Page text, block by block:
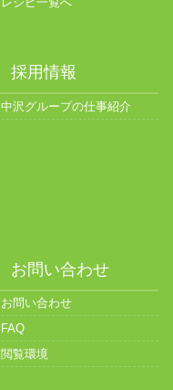
採用情報
中沢グループの仕事紹介
お問い合わせ
お問い合わせ
FAQ
閲覧環境